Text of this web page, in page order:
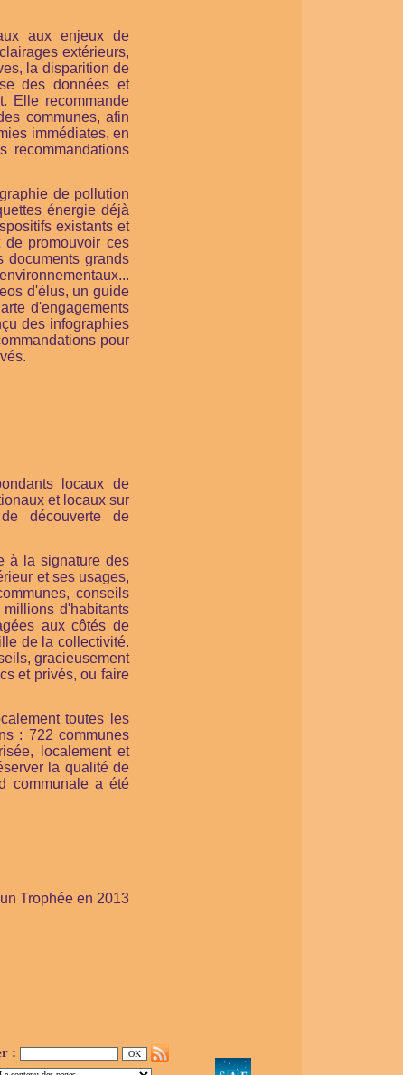
aux enjeux de
extérieurs,
la disparition de
des données et
Elle recommande
communes, afin
immédiates, en
recommandations
de pollution
énergie déjà
existants et
de promouvoir ces
documents grands
d'élus, un guide
d'engagements
des infographies
pour
locaux de
et locaux sur
découverte de
à la signature des
et ses usages,
conseils
d'habitants
aux côtés de
de la collectivité.
gracieusement
et privés, ou faire
toutes les
: 722 communes
localement et
la qualité de
communale a été
Trophée en 2013
: